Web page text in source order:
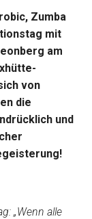
Ihrer
anzeige
Zumba
mit
am
von
die
und
„Wenn alle